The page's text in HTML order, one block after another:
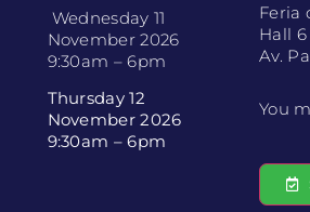
Wednesday 11
November 2026
9:30am – 6pm
Thursday 12
November 2026
9:30am – 6pm
Feria
Hall 6
Av.
You